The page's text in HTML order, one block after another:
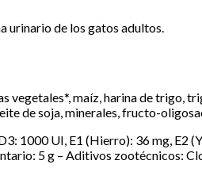
urinario de los gatos adultos.
vegetales*, maíz, harina de
de soja, minerales, fructo-
UI, E1 (Hierro): 36 mg, E2
5 g – Aditivos zootécnicos: